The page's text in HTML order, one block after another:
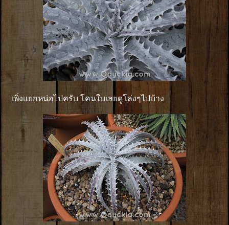
เพิ่งเเยกหน่อไปครับ โคนใบเลยดูโล่งๆไปบ้าง